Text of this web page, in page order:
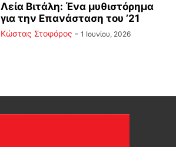
Λεία Βιτάλη: Ένα μυθιστόρημα
για την Επανάσταση του ’21
Κώστας Στοφόρος - 1 Ιουνίου, 2026